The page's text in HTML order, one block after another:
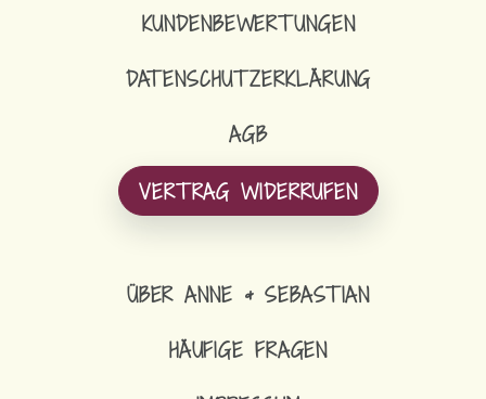
KUNDENBEWERTUNGEN
DATENSCHUTZERKLÄRUNG
AGB
VERTRAG WIDERRUFEN
ÜBER ANNE & SEBASTIAN
HÄUFIGE FRAGEN